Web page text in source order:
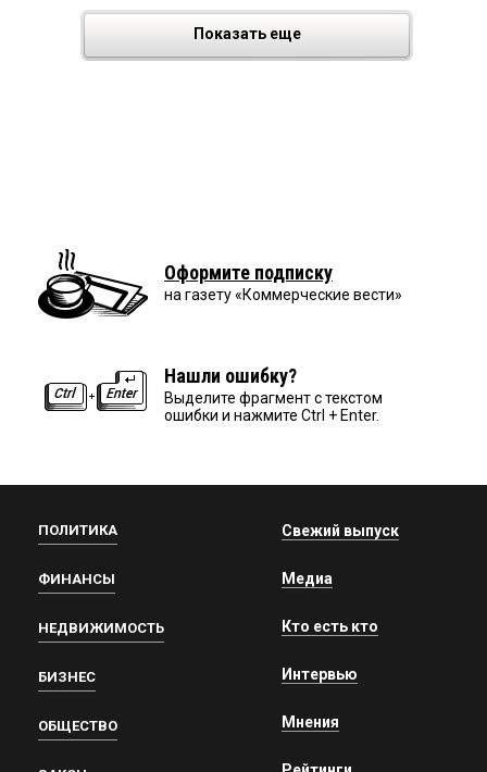
Показать еще
Оформите подписку
на газету «Коммерческие вести»
Нашли ошибку?
Выделите фрагмент с текстом
ошибки и нажмите Ctrl + Enter.
ПОЛИТИКА
ФИНАНСЫ
НЕДВИЖИМОСТЬ
БИЗНЕС
ОБЩЕСТВО
Свежий выпуск
Медиа
Кто есть кто
Интервью
Мнения